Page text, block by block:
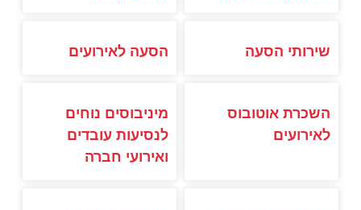
שירותי הסעה הסעה לאירועים
השכרת אוטובוס
לאירועים
מיניבוסים נוחים
לנסיעות עובדים
ואירועי חברה